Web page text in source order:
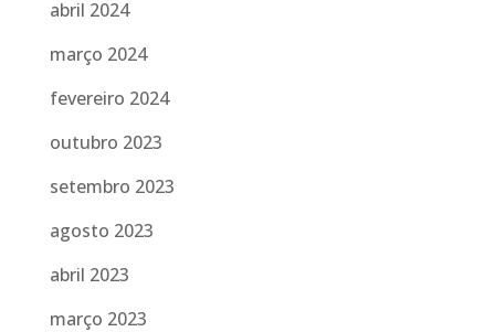
abril 2024
março 2024
fevereiro 2024
outubro 2023
setembro 2023
agosto 2023
abril 2023
março 2023